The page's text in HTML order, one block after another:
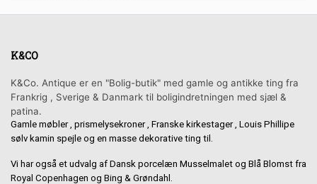
K&CO
K&Co. Antique er en "Bolig-butik" med gamle og antikke ting fra
Frankrig , Sverige & Danmark til boligindretningen med sjæl &
patina.
Gamle møbler , prismelysekroner , Franske kirkestager , Louis Phillipe
sølv kamin spejle og en masse dekorative ting til.
Vi har også et udvalg af Dansk porcelæn Musselmalet og Blå Blomst fra
Royal Copenhagen og Bing & Grøndahl.